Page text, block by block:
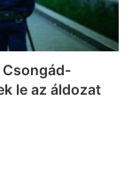
Csongád-
le az áldozat